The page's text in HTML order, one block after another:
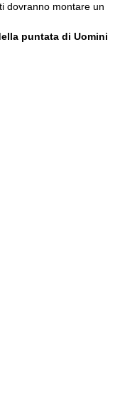
dovranno montare un
puntata di Uomini